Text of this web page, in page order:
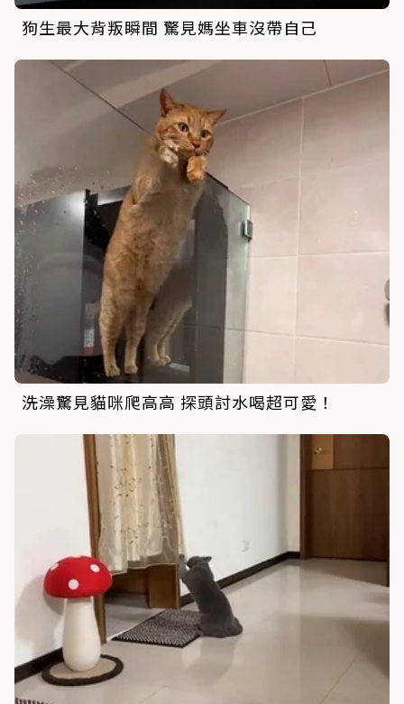
狗生最大背叛瞬間 驚見媽坐車沒帶自己
洗澡驚見貓咪爬高高 探頭討水喝超可愛！